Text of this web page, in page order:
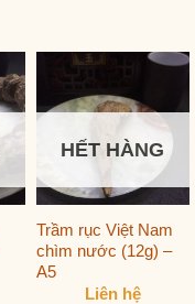
HẾT HÀNG
Trầm rục Việt Nam
chìm nước (12g) –
A5
Liên hệ